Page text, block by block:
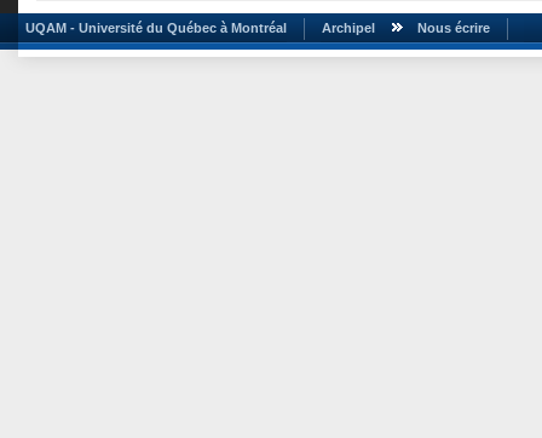
UQAM - Université du Québec à Montréal Archipel Nous écrire